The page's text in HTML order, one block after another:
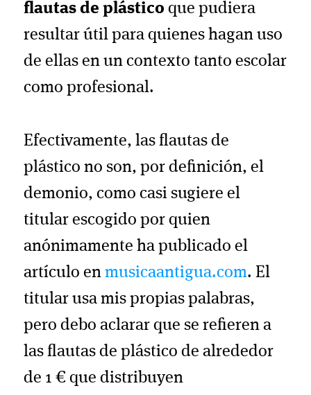
flautas de plástico que pudiera
resultar útil para quienes hagan uso
de ellas en un contexto tanto escolar
como profesional.
Efectivamente, las flautas de
plástico no son, por definición, el
demonio, como casi sugiere el
titular escogido por quien
anónimamente ha publicado el
artículo enmusicaantigua.com. El
titular usa mis propias palabras,
pero debo aclarar que se refieren a
las flautas de plástico de alrededor
de 1 € que distribuyen